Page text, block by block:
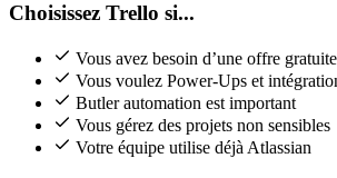
Choisissez Trello si...
Vous avez besoin d’une offre
Vous voulez Power-Ups et
Butler automation est important
Vous gérez des projets non sensibles
Votre équipe utilise déjà Atlassian